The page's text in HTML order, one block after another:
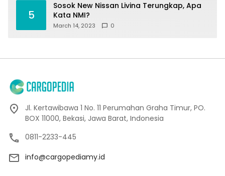
5
Sosok New Nissan Livina Terungkap, Apa
Kata NMI?
March 14, 2023 0
Jl. Kertawibawa 1 No. 11 Perumahan Graha Timur, PO.
BOX 11000, Bekasi, Jawa Barat, Indonesia
0811-2233-445
info@cargopediamy.id